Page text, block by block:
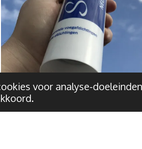
voor analyse-